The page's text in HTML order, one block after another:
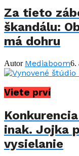
Za tieto
škandálu:
má dohru
Autor Mediaboom6.
Viete prví
inak. Jojka
vysielanie